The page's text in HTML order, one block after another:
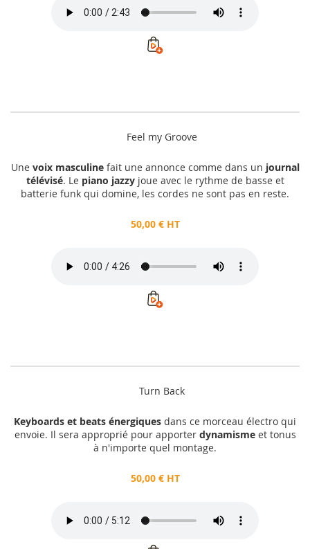
Feel my Groove
Une voix masculinefait une annonce comme dans un journal
télévisé. Le piano jazzyjoue avec le rythme de basse et
batterie funk qui domine, les cordes ne sont pas en reste.
50,00 € HT
Turn Back
Keyboards et beats énergiques dans ce morceau électro qui
envoie. Il sera approprié pour apporter dynamismeet tonus
à n'importe quel montage.
50,00 € HT